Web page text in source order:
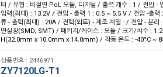
터 / 유형 : 비절연 PoL 모듈, 디지털 / 출력 개수 : 1 / 전압 -
입력(최대) : 13.2V / 전압 - 출력 1 : 0.5 ~ 5.5 V / 전압 -출
류 - 출력(최대) : 20A / 전력(와트) - 제조 계열 : / 전압 - 분
면실장(SMD, SMT) / 패키지/케이스 : 모듈 / 크기/치수 :
H(32.0mm x 10.0mm x 14.0mm) / 작동 온도 : -40°C ~
상품번호 : 2446971
ZY7120LG-T1